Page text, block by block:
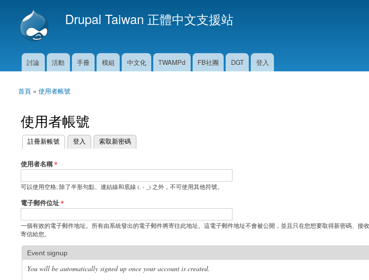
Drupal Taiwan 正體中文支援站
主選單
討論 活動 手冊 模組 中文化 TWAMPd FB社團 DGT 登入
您在這裡
首頁 » 使用者帳號
使用者帳號
主要索引標籤
註冊新帳號
(作用中頁籤) 登入 索取新密碼
使用者名稱*
可以使用空格; 除了半形句點、連結線和底線 (. - _) 之外，不可使用其他符號。
電子郵件位址*
一個有效的電子郵件地址。所有由系統發出的電子郵件將寄往此地址。這電子郵件地址不會被公開，並且只在您想要取得新密碼、接
寄信給您。
Event signup
You will be automatically signed up once your account is created.